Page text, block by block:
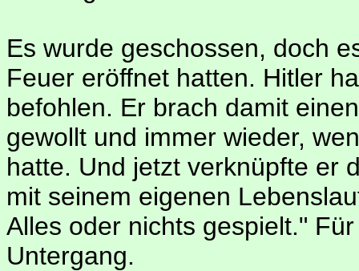
Es wurde geschossen, doch
Feuer eröffnet hatten. Hitler
befohlen. Er brach damit
gewollt und immer wieder,
hatte. Und jetzt verknüpfte er
mit seinem eigenen
Alles oder nichts gespielt."
Untergang.